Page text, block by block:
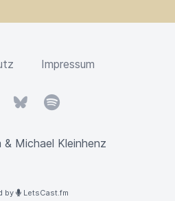
Impressum
BlueskySpotify
Michael Kleinhenz
by LetsCast.fm